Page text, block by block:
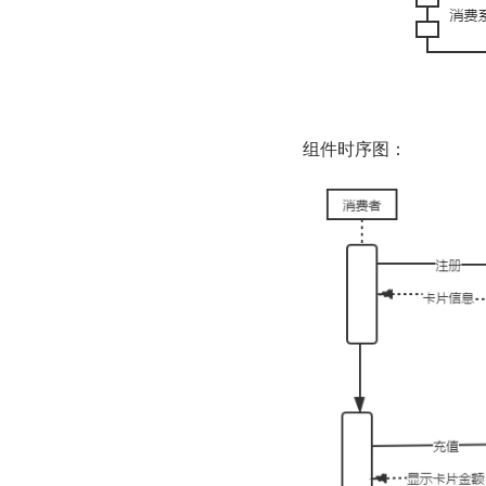
组件时序图：